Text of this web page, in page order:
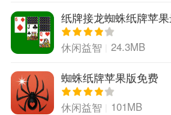
纸牌接龙蜘蛛纸牌苹
版
休闲益智 24.3MB
蜘蛛纸牌苹果版免费
休闲益智 101MB